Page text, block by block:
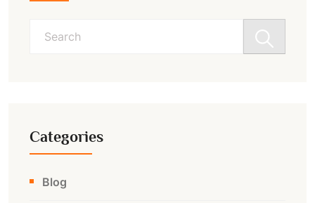
Categories
Blog